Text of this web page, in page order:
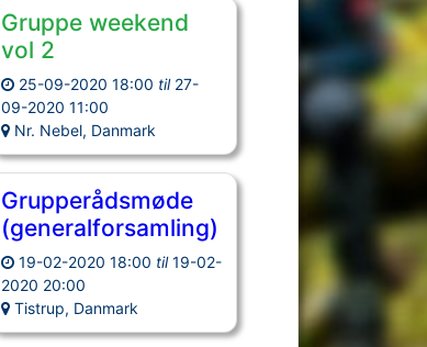
Gruppe weekend
vol 2
25-09-2020 18:00 til 27-
09-2020 11:00
Nr. Nebel, Danmark
Grupperådsmøde
(generalforsamling)
19-02-2020 18:00 til 19-02-
2020 20:00
Tistrup, Danmark